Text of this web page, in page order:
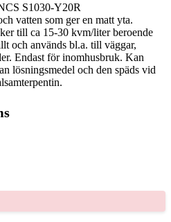
S1030-Y20R
vatten som ger en matt yta.
till ca 15-30 kvm/liter beroende
och används bl.a. till väggar,
Endast för inomhusbruk. Kan
lösningsmedel och den späds vid